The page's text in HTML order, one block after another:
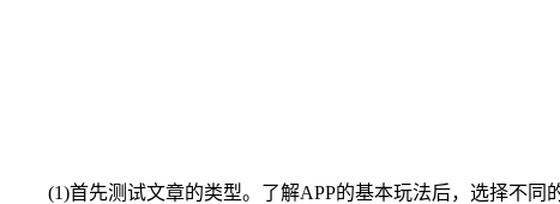
(1)首先测试文章的类型。了解APP的基本玩法后，选择不同